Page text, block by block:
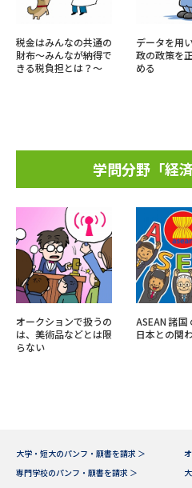
税金はみんなの共通の
財布～みんなが納得で
きる税負担とは？～
データを用
政の政策を
める
学問分野「経
オークションで扱うの
は、美術品などとは限
らない
ASEAN諸
日本との関
大学・短大のパンフ・願書を請求 ＞
専門学校のパンフ・願書を請求 ＞